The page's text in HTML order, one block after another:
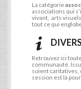
La catégorie
associations qui
vivant, arts
tout ce qui
Retrouvez ici
communauté.
soient caritatives,
session est là